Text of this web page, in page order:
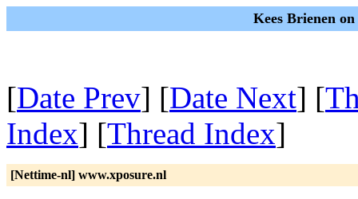
Kees Brienen
[Date Prev] [Date Next] [
Index] [Thread Index]
[Nettime-nl] www.xposure.nl